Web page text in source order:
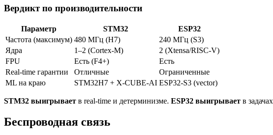
Вердикт по производительности
Параметр STM32
ESP32
Частота (максимум) 480 МГц (H7)
240 МГц (S3)
Ядра
1–2 (Cortex-M)
2 (Xtensa/RISC-V)
FPU
Есть (F4+)
Есть
Real-time гарантии
Отличные
Ограниченные
ML на краю
STM32H7 + X-CUBE-AI ESP32-S3 (vector)
STM32 выигрывает в real-time и детерминизме. ESP32 выигрывает в
Беспроводная связь